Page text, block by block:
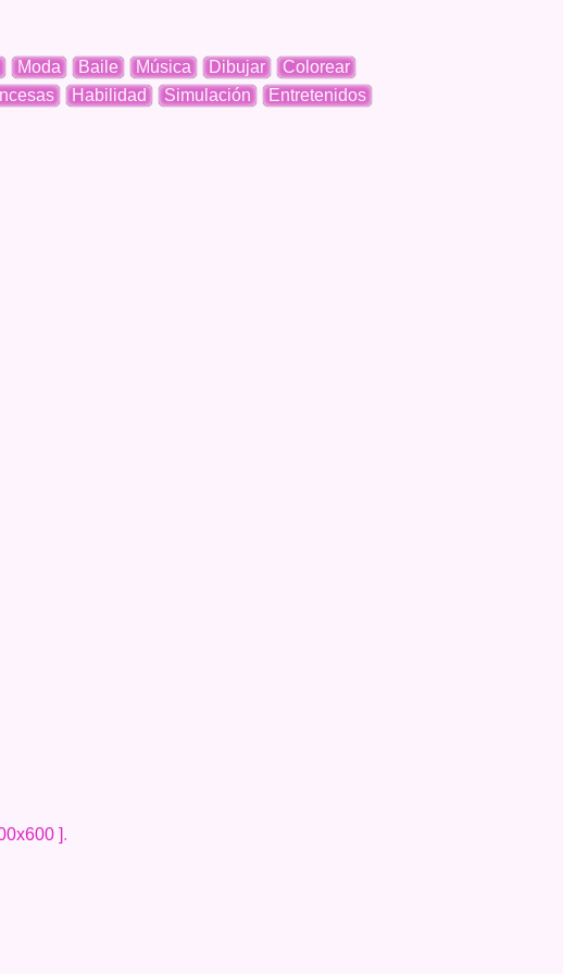
Moda Baile Música Dibujar
Colorear
Habilidad Simulación
Entretenidos
].